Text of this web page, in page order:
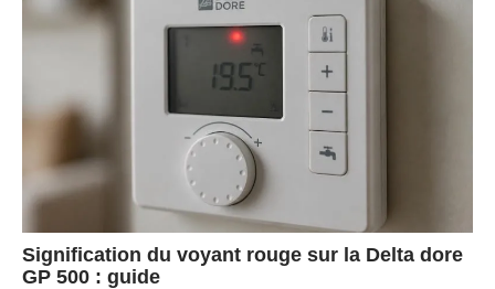
Signification du voyant rouge sur la Delta dore
GP 500 : guide